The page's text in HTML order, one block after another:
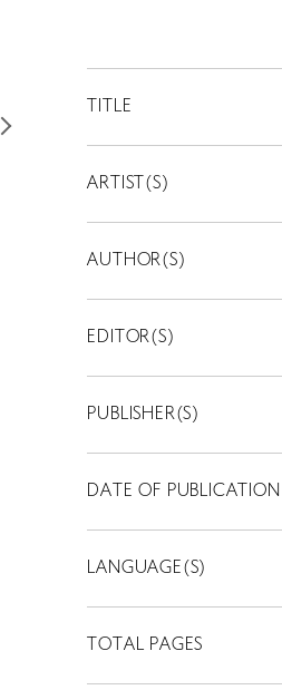
TITLE
ARTIST(S)
AUTHOR(S)
EDITOR(S)
PUBLISHER(S)
DATE OF PUBLICATION
LANGUAGE(S)
TOTAL PAGES